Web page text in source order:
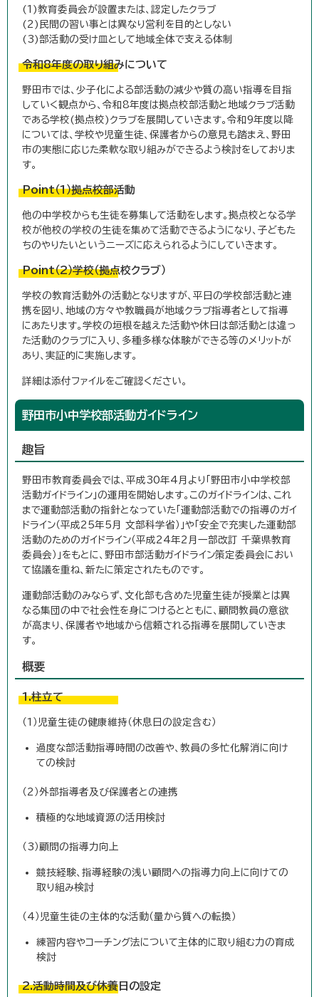
(1)教育委員会が設置または、認定したクラブ
(2)民間の習い事とは異なり営利を目的としない
(3)部活動の受け皿として地域全体で支える体制
令和8年度の取り組みについて
野田市では、少子化による部活動の減少や質の高い指導を目指
していく観点から、令和8年度は拠点校部活動と地域クラブ活動
である学校(拠点校)クラブを展開していきます。令和9年度以降
については、学校や児童生徒、保護者からの意見も踏まえ、野田
市の実態に応じた柔軟な取り組みができるよう検討をしておりま
す。
Point（1）拠点校部活動
他の中学校からも生徒を募集して活動をします。拠点校となる学
校が他校の学校の生徒を集めて活動できるようになり、子どもた
ちのやりたいというニーズに応えられるようにしていきます。
Point（2）学校（拠点校クラブ）
学校の教育活動外の活動となりますが、平日の学校部活動と連
携を図り、地域の方々や教職員が地域クラブ指導者として指導
にあたります。学校の垣根を越えた活動や休日は部活動とは違っ
た活動のクラブに入り、多種多様な体験ができる等のメリットが
あり、実証的に実施します。
詳細は添付ファイルをご確認ください。
野田市小中学校部活動ガイドライン
趣旨
野田市教育委員会では、平成30年4月より「野田市小中学校部
活動ガイドライン」の運用を開始します。このガイドラインは、これ
まで運動部活動の指針となっていた「運動部活動での指導のガイ
ドライン（平成25年5月 文部科学省）」や「安全で充実した運動部
活動のためのガイドライン（平成24年2月一部改訂 千葉県教育
委員会）」をもとに、野田市部活動ガイドライン策定委員会におい
て協議を重ね、新たに策定されたものです。
運動部活動のみならず、文化部も含めた児童生徒が授業とは異
なる集団の中で社会性を身につけるとともに、顧問教員の意欲
が高まり、保護者や地域から信頼される指導を展開していきま
す。
概要
1.柱立て
（1）児童生徒の健康維持（休息日の設定含む）
過度な部活動指導時間の改善や、教員の多忙化解消に向け
ての検討
（2）外部指導者及び保護者との連携
積極的な地域資源の活用検討
（3）顧問の指導力向上
競技経験、指導経験の浅い顧問への指導力向上に向けての
取り組み検討
（4）児童生徒の主体的な活動（量から質への転換）
練習内容やコーチング法について主体的に取り組む力の育成
検討
2.活動時間及び休養日の設定